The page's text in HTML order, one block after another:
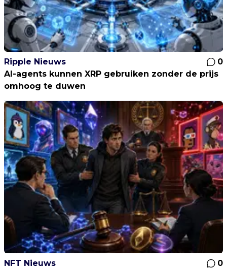
Ripple Nieuws
0
AI-agents kunnen XRP gebruiken zonder de prijs
omhoog te duwen
NFT Nieuws
0